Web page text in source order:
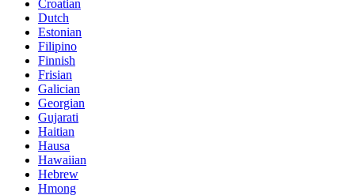
Croatian
Dutch
Estonian
Filipino
Finnish
Frisian
Galician
Georgian
Gujarati
Haitian
Hausa
Hawaiian
Hebrew
Hmong